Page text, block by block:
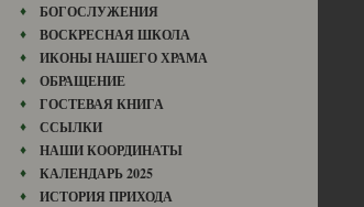
БОГОСЛУЖЕНИЯ
ВОСКРЕСНАЯ ШКОЛА
ИКОНЫ НАШЕГО ХРАМА
ОБРАЩЕНИЕ
ГОСТЕВАЯ КНИГА
ССЫЛКИ
НАШИ КООРДИНАТЫ
КАЛЕНДАРЬ 2025
ИСТОРИЯ ПРИХОДА